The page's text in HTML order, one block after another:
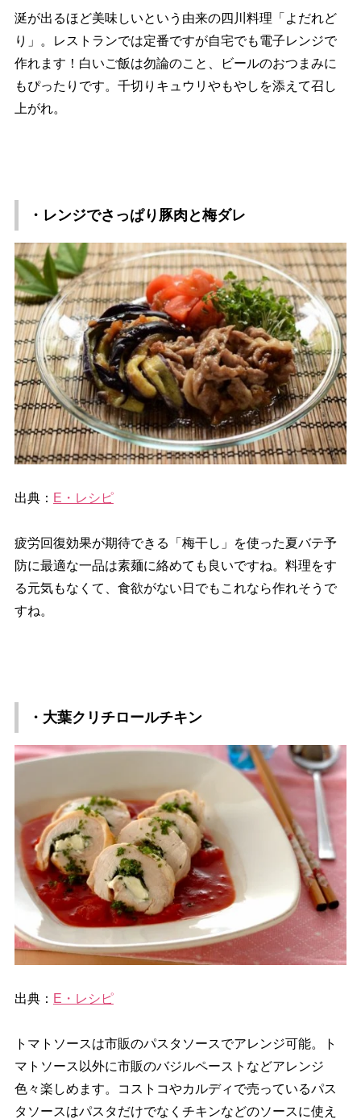
涎が出るほど美味しいという由来の四川料理「よだれど
り」。レストランでは定番ですが自宅でも電子レンジで
作れます！白いご飯は勿論のこと、ビールのおつまみに
もぴったりです。千切りキュウリやもやしを添えて召し
上がれ。
・レンジでさっぱり豚肉と梅ダレ
出典： E・レシピ
疲労回復効果が期待できる「梅干し」を使った夏バテ予
防に最適な一品は素麺に絡めても良いですね。料理をす
る元気もなくて、食欲がない日でもこれなら作れそうで
すね。
・大葉クリチロールチキン
出典： E・レシピ
トマトソースは市販のパスタソースでアレンジ可能。ト
マトソース以外に市販のバジルペーストなどアレンジ
色々楽しめます。コストコやカルディで売っているパス
タソースはパスタだけでなくチキンなどのソースに使え